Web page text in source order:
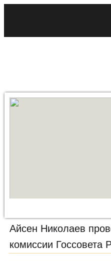
Айсен Николаев
комиссии Госсовета